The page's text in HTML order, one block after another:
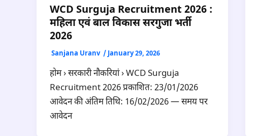
WCD Surguja Recruitment 2026 :
महिला एवं बाल विकास सरगुजा भर्ती
2026
Sanjana Uranv / January 29, 2026
होम › सरकारी नौकरियां › WCD Surguja
Recruitment 2026 प्रकाशित: 23/01/2026
आवेदन की अंतिम तिथि: 16/02/2026 — समय पर
आवेदन